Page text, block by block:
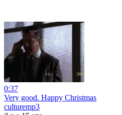
0:37
Very good. Happy Christmas
culturemp3